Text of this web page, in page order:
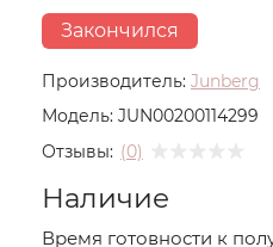
Производитель: Junberg
Модель: JUN00200114299
Отзывы: (0)
Закончился
Наличие
Время готовности к